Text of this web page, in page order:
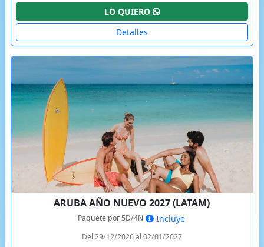
LO QUIERO
Detalles
ARUBA AÑO NUEVO 2027 (LATAM)
Paquete por 5D/4N Incluye
Del 29/12/2026 al 02/01/2027